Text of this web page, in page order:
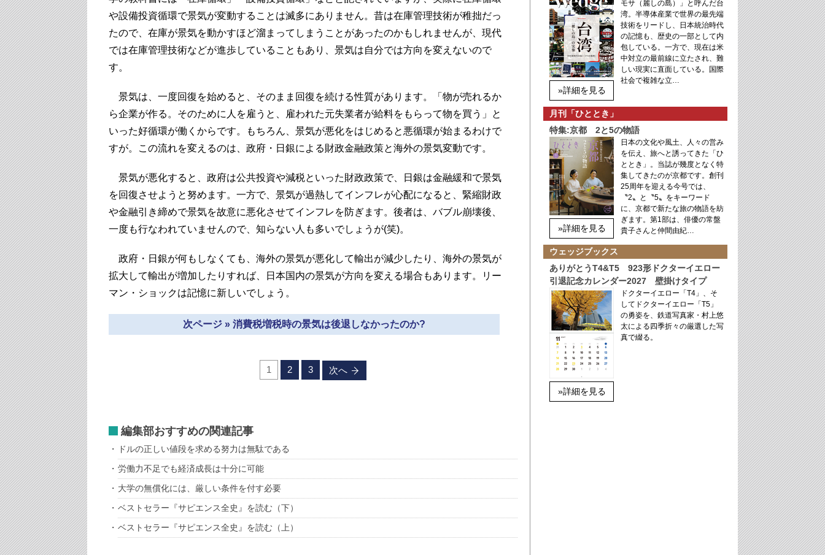
や設備投資循環で景気が変動することは滅多にありません。昔は在庫管理技術が稚拙だっ
たので、在庫が景気を動かすほど溜まってしまうことがあったのかもしれませんが、現代
では在庫管理技術などが進歩していることもあり、景気は自分では方向を変えないので
す。
景気は、一度回復を始めると、そのまま回復を続ける性質があります。「物が売れるか
ら企業が作る。そのために人を雇うと、雇われた元失業者が給料をもらって物を買う」と
いった好循環が働くからです。もちろん、景気が悪化をはじめると悪循環が始まるわけで
すが。この流れを変えるのは、政府・日銀による財政金融政策と海外の景気変動です。
景気が悪化すると、政府は公共投資や減税といった財政政策で、日銀は金融緩和で景気
を回復させようと努めます。一方で、景気が過熱してインフレが心配になると、緊縮財政
や金融引き締めで景気を故意に悪化させてインフレを防ぎます。後者は、バブル崩壊後、
一度も行なわれていませんので、知らない人も多いでしょうが(笑)。
政府・日銀が何もしなくても、海外の景気が悪化して輸出が減少したり、海外の景気が
拡大して輸出が増加したりすれば、日本国内の景気が方向を変える場合もあります。リー
マン・ショックは記憶に新しいでしょう。
次ページ » 消費税増税時の景気は後退しなかったのか?
1 2 3 次へ
編集部おすすめの関連記事
ドルの正しい値段を求める努力は無駄である
労働力不足でも経済成長は十分に可能
大学の無償化には、厳しい条件を付す必要
ベストセラー『サピエンス全史』を読む（下）
ベストセラー『サピエンス全史』を読む（上）
»詳細を見る
モサ（麗しの島）」と呼んだ台
湾。半導体産業で世界の最先端
技術をリードし、日本統治時代
の記憶も、歴史の一部として内
包している。一方で、現在は米
中対立の最前線に立たされ、難
しい現実に直面している。国際
社会で複雑な立…
月刊「ひととき」
特集:京都 2と5の物語
»詳細を見る
日本の文化や風土、人々の営み
を伝え、旅へと誘ってきた「ひ
ととき」。当誌が幾度となく特
集してきたのが京都です。創刊
25周年を迎える今号では、
〝2〟と〝5〟をキーワード
に、京都で新たな旅の物語を紡
ぎます。第1部は、俳優の常盤
貴子さんと仲間由紀…
ウェッジブックス
ありがとうT4&T5 923形ドクターイエロー
引退記念カレンダー2027 壁掛けタイプ
»詳細を見る
ドクターイエロー「T4」、そ
してドクターイエロー「T5」
の勇姿を、鉄道写真家・村上悠
太による四季折々の厳選した写
真で綴る。